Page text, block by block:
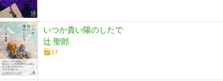
いつか貴い陽のしたで
辻 聖郎
17